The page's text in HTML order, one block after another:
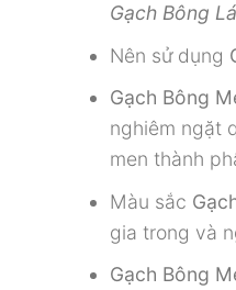
Gạch Bông
Nên sử dụng
Gạch Bông
nghiêm ngặt
men thành
Màu sắc
gia trong và
Gạch Bông